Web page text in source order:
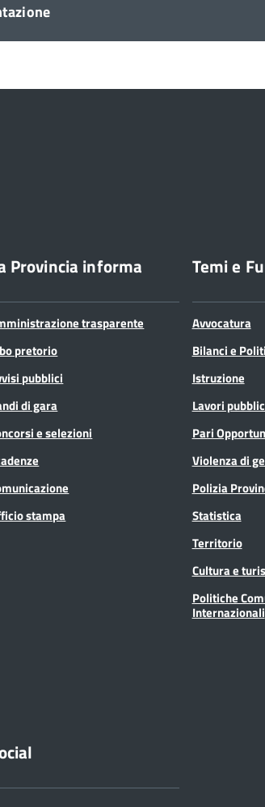
Provincia informa
trasparente
pretorio
pubblici
di gara
e selezioni
stampa
Temi e
Avvocatura
Bilanci e
Istruzione
Lavori
Pari
Violenza di
Polizia
Statistica
Territorio
Cultura e
Politiche
Internazionali